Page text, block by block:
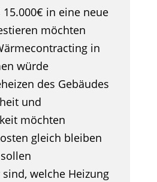
15.000€ in eine neue
möchten
in
würde
des Gebäudes
und
möchten
gleich bleiben
welche Heizung